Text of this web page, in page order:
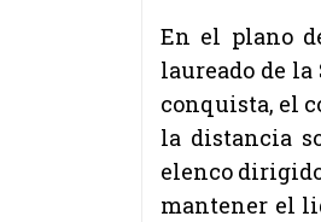
En el plano
laureado de la
conquista, el
la distancia
elenco
mantener el